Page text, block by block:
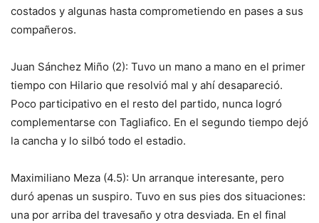
costados y algunas hasta comprometiendo en pases a sus
compañeros.
Juan Sánchez Miño (2): Tuvo un mano a mano en el primer
tiempo con Hilario que resolvió mal y ahí desapareció.
Poco participativo en el resto del partido, nunca logró
complementarse con Tagliafico. En el segundo tiempo dejó
la cancha y lo silbó todo el estadio.
Maximiliano Meza (4.5): Un arranque interesante, pero
duró apenas un suspiro. Tuvo en sus pies dos situaciones:
una por arriba del travesaño y otra desviada. En el final